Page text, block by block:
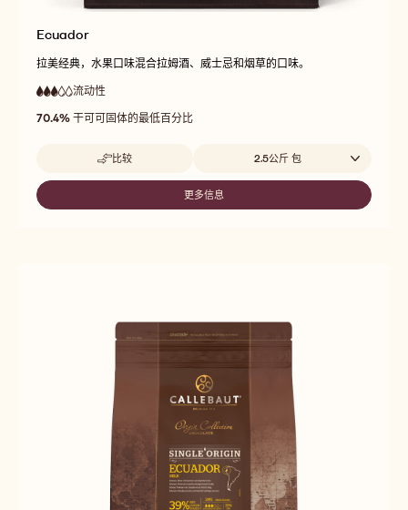
Ecuador
拉美经典，水果口味混合拉姆酒、威士忌和烟草的口味。
3
out
流动性
等
性
70.4% 干可可固体的最低百分比
比较
-
ECUADOR
Beschikbare maten
2.5公斤 包
更多信息
-